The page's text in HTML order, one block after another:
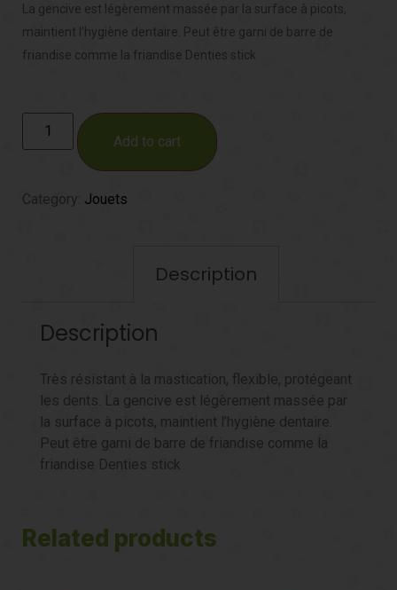
La gencive est légèrement massée par la surface à picots,
maintient l’hygiène dentaire. Peut être garni de barre de
friandise comme la friandise Denties stick
Add to cart
Category: Jouets
Description
Description
Très résistant à la mastication, flexible, protégeant
les dents. La gencive est légèrement massée par
la surface à picots, maintient l’hygiène dentaire.
Peut être garni de barre de friandise comme la
friandise Denties stick
Related products